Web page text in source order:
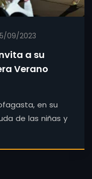
09/2023
a su
Verano
en su
de las niñas y